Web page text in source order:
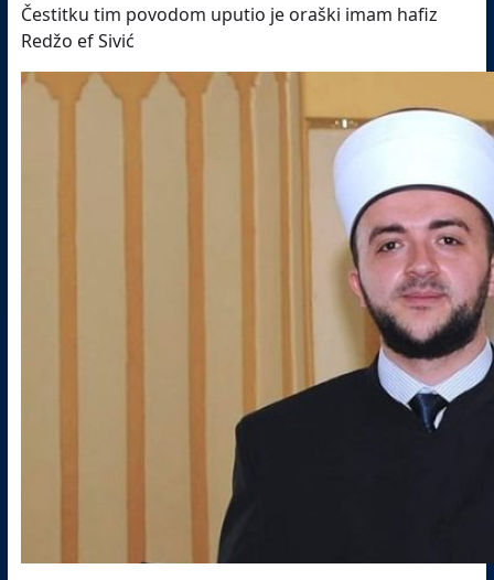
Čestitku tim povodom uputio je oraški imam hafiz
Redžo ef Sivić